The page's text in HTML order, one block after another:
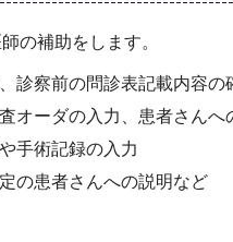
の補助をします。
診察前の問診表記載内容
オーダの入力、患者さんへ
手術記録の入力
の患者さんへの説明など